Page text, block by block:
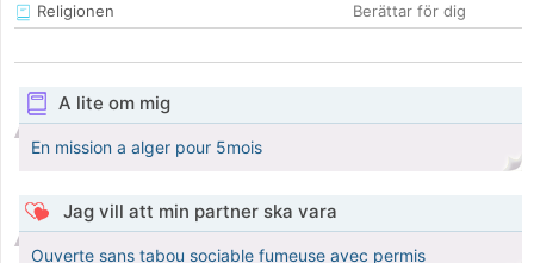
Religionen
Berättar för dig
A lite om mig
En mission a alger pour 5mois
Jag vill att min partner ska vara
Ouverte sans tabou sociable fumeuse avec permis